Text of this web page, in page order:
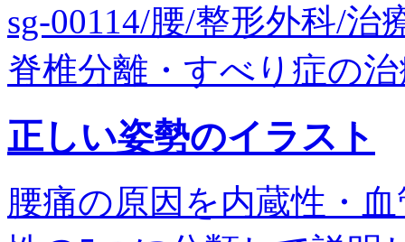
sg-00114/腰/整形外科/
脊椎分離・すべり症の
正しい姿勢のイラスト
腰痛の原因を内蔵性・